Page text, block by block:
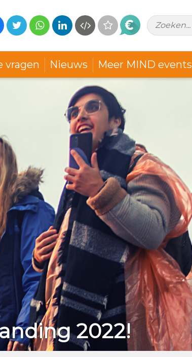
Zoeken...
vragen Nieuws Meer MIND events
2022!